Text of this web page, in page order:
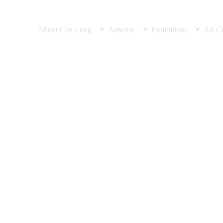
About Cen Long Artwork Exhibitions Art